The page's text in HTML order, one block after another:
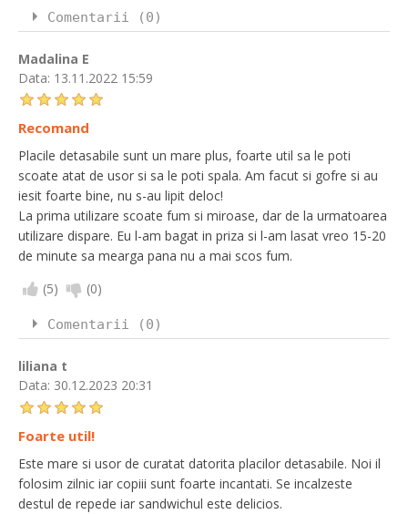
Comentarii (0)
Madalina E
Data: 13.11.2022 15:59
Recomand
Placile detasabile sunt un mare plus, foarte util sa le poti
scoate atat de usor si sa le poti spala. Am facut si gofre si au
iesit foarte bine, nu s-au lipit deloc!
La prima utilizare scoate fum si miroase, dar de la urmatoarea
utilizare dispare. Eu l-am bagat in priza si l-am lasat vreo 15-20
de minute sa mearga pana nu a mai scos fum.
(5) (0)
Comentarii (0)
liliana t
Data: 30.12.2023 20:31
Foarte util!
Este mare si usor de curatat datorita placilor detasabile. Noi il
folosim zilnic iar copiii sunt foarte incantati. Se incalzeste
destul de repede iar sandwichul este delicios.